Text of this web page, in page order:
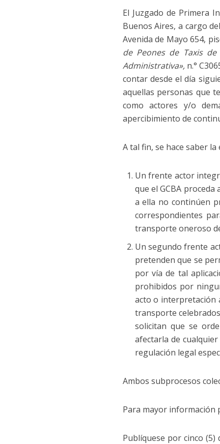
El Juzgado de Primera
Buenos Aires, a cargo
Avenida de Mayo 654,
de Peones de Taxis
Administrativa», n.°
contar desde el día
aquellas personas que
como actores y/o
apercibimiento de
A tal fin, se hace saber la
Un frente actor
que el GCBA
a ella no continúen
correspondientes
transporte oneroso
Un segundo frente
pretenden que se
por vía de tal
prohibidos por
acto o interpretación
transporte
solicitan que se
afectarla de
regulación legal
Ambos subprocesos
Para mayor información
Publíquese por cinco